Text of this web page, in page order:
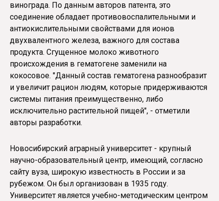
винограда. По данным авторов патента, это
соединение обладает противовоспалительными и
антиокислительными свойствами для ионов
двухвалентного железа, важного для состава
продукта. Сгущенное молоко животного
происхождения в гематогене заменили на
кокосовое. "Данный состав гематогена разнообразит
и увеличит рацион людям, которые придерживаются
системы питания преимущественно, либо
исключительно растительной пищей", - отметили
авторы разработки.
Новосибирский аграрный университет - крупный
научно-образовательный центр, имеющий, согласно
сайту вуза, широкую известность в России и за
рубежом. Он был организован в 1935 году.
Университет является учебно-методическим центром